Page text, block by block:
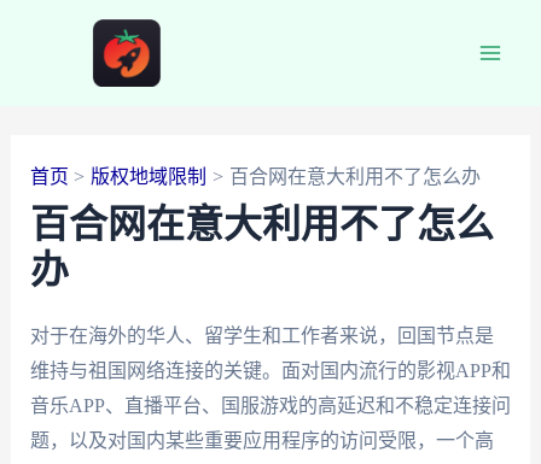
首页 版权地域限制 百合网在意大利用不了怎么办
百合网在意大利用不了怎么
办
对于在海外的华人、留学生和工作者来说，回国节点是
维持与祖国网络连接的关键。面对国内流行的影视APP和
音乐APP、直播平台、国服游戏的高延迟和不稳定连接问
题，以及对国内某些重要应用程序的访问受限，一个高